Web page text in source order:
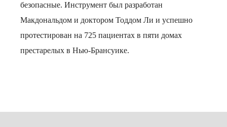
безопасные. Инструмент был разработан
Макдональдом и доктором Тоддом Ли и успешно
протестирован на 725 пациентах в пяти домах
престарелых в Нью-Брансуике.